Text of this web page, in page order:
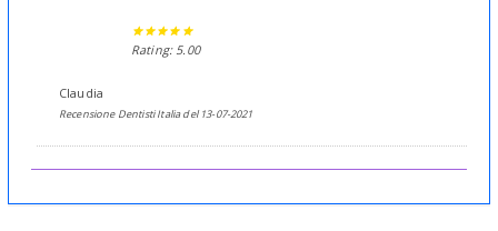
Rating: 5.00
Claudia
Recensione Dentisti Italia del 13-07-2021